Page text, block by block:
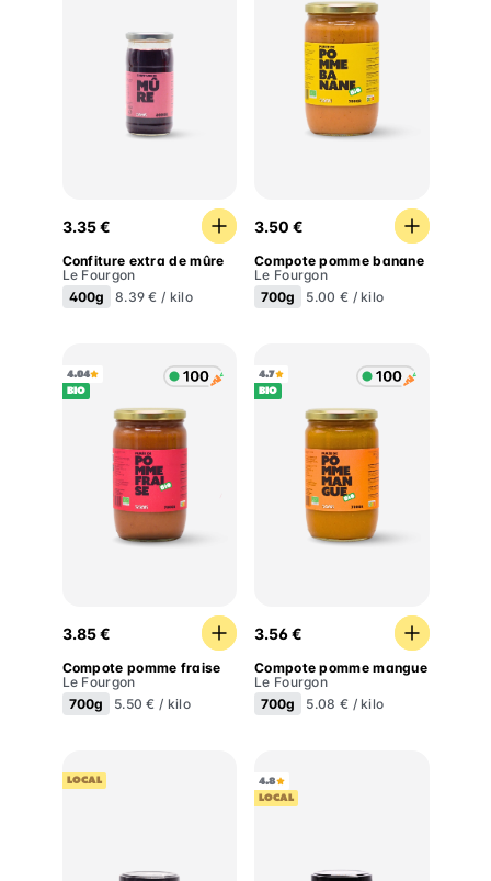
Confiture extra de mûre
3.35 €
Confiture extra de mûre
Le Fourgon
400g
8.39 € / kilo
Compote pomme banane
3.50 €
Compote pomme banane
Le Fourgon
700g
5.00 € / kilo
4.04
BIO
Compote pomme fraise
3.85 €
Compote pomme fraise
Le Fourgon
700g
5.50 € / kilo
4.7
BIO
Compote pomme mangue
3.56 €
Compote pomme mangue
Le Fourgon
700g
5.08 € / kilo
LOCAL
4.8
LOCAL